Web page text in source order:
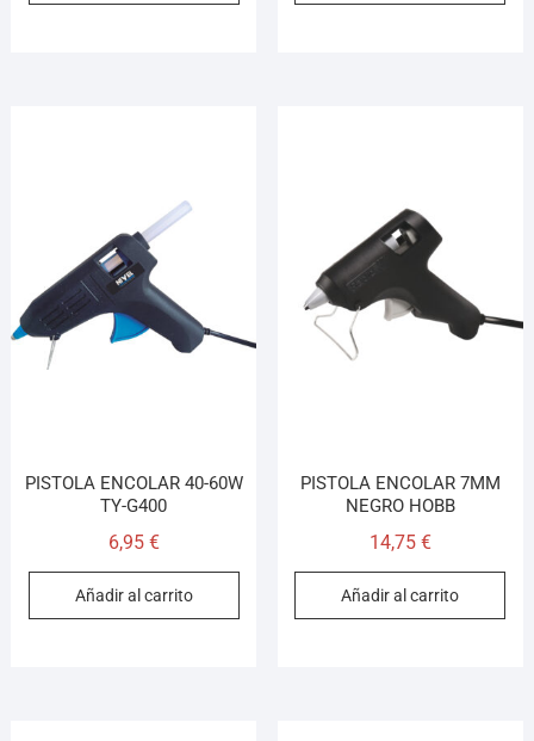
PISTOLA ENCOLAR 40-60W
TY-G400
6,95 €
Añadir al carrito
PISTOLA ENCOLAR 7MM
NEGRO HOBB
14,75 €
Añadir al carrito